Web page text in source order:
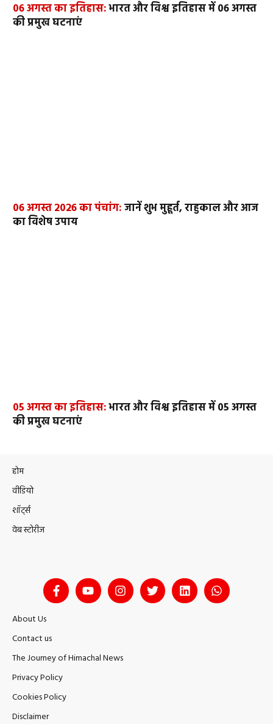
06 अगस्त का इतिहास:भारत और विश्व इतिहास में 06 अगस्त
की प्रमुख घटनाएं
06 अगस्त 2026 का पंचांग:जानें शुभ मुहूर्त, राहुकाल और आज
का विशेष उपाय
05 अगस्त का इतिहास:भारत और विश्व इतिहास में 05 अगस्त
की प्रमुख घटनाएं
होम
वीडियो
शॉर्ट्स
वेब स्टोरीज
About Us
Contact us
The Journey of Himachal News
Privacy Policy
Cookies Policy
Disclaimer